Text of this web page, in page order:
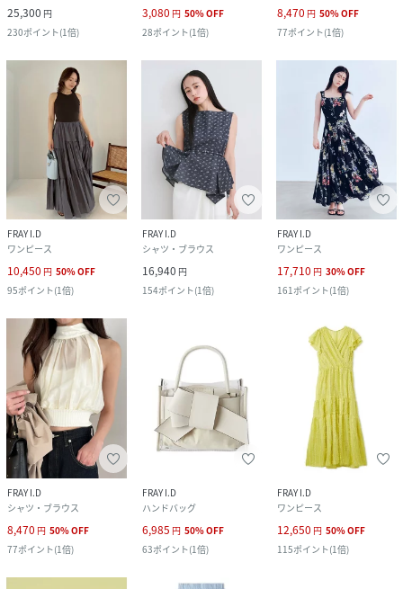
25,300 円
230ポイント(1倍)
3,080 円 50%OFF
28ポイント(1倍)
8,470 円 50%OFF
77ポイント(1倍)
FRAY I.D
ワンピース
10,450 円 50%OFF
95ポイント(1倍)
FRAY I.D
シャツ・ブラウス
16,940 円
154ポイント(1倍)
FRAY I.D
ワンピース
17,710 円 30%OFF
161ポイント(1倍)
FRAY I.D
シャツ・ブラウス
8,470 円 50%OFF
77ポイント(1倍)
FRAY I.D
ハンドバッグ
6,985 円 50%OFF
63ポイント(1倍)
FRAY I.D
ワンピース
12,650 円 50%OFF
115ポイント(1倍)